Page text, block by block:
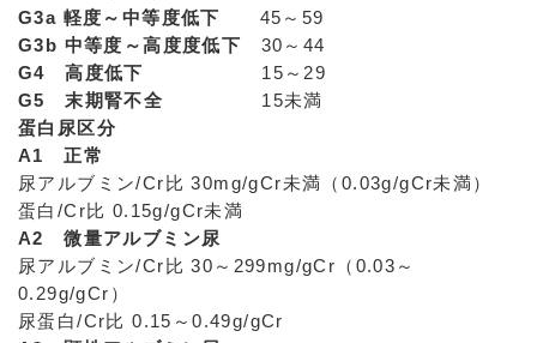
G3a 軽度～中等度低下
45～59
G3b 中等度～高度度低下 30～44
G4 高度低下
15～29
G5 末期腎不全 15未満
蛋白尿区分
A1 正常
尿アルブミン/Cr比 30mg/gCr未満（0.03g/gCr未満）
蛋白/Cr比 0.15g/gCr未満
A2 微量アルブミン尿
尿アルブミン/Cr比 30～299mg/gCr（0.03～
0.29g/gCr）
尿蛋白/Cr比 0.15～0.49g/gCr